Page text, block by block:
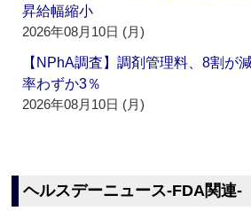
昇給幅縮小
2026年08月10日 (月)
【NPhA調査】調剤管理料、8割が
率わずか3％
2026年08月10日 (月)
ヘルスデーニュース‐FDA関連‐